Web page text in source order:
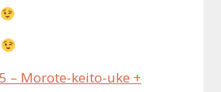
– Morote-keito-uke +